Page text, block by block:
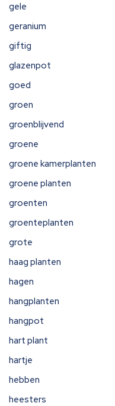
gele
geranium
giftig
glazenpot
goed
groen
groenblijvend
groene
groene kamerplanten
groene planten
groenten
groenteplanten
grote
haag planten
hagen
hangplanten
hangpot
hart plant
hartje
hebben
heesters